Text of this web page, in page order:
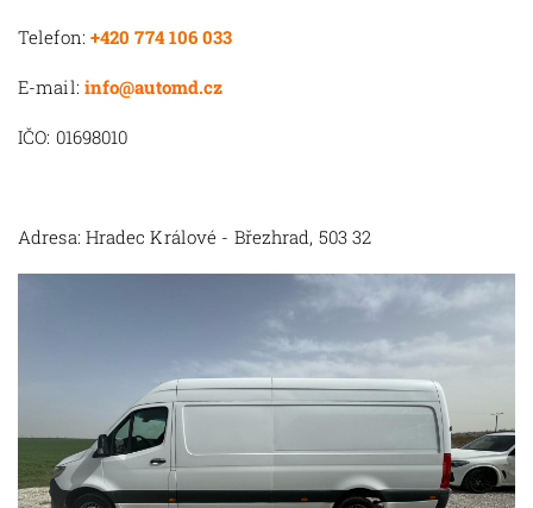
Telefon: +420 774 106 033
E-mail: info@automd.cz
IČO: 01698010
Adresa: Hradec Králové - Březhrad, 503 32